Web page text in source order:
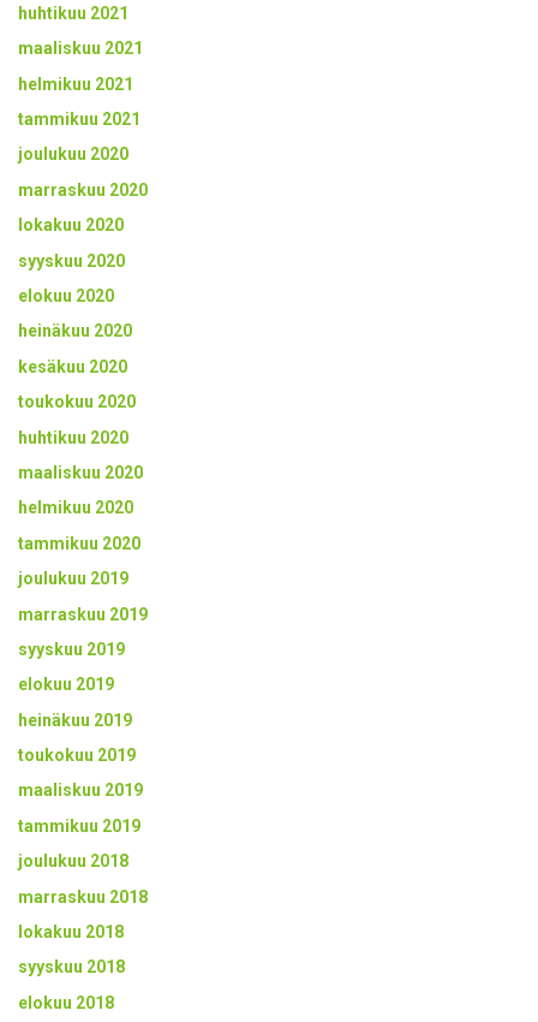
huhtikuu 2021
maaliskuu 2021
helmikuu 2021
tammikuu 2021
joulukuu 2020
marraskuu 2020
lokakuu 2020
syyskuu 2020
elokuu 2020
heinäkuu 2020
kesäkuu 2020
toukokuu 2020
huhtikuu 2020
maaliskuu 2020
helmikuu 2020
tammikuu 2020
joulukuu 2019
marraskuu 2019
syyskuu 2019
elokuu 2019
heinäkuu 2019
toukokuu 2019
maaliskuu 2019
tammikuu 2019
joulukuu 2018
marraskuu 2018
lokakuu 2018
syyskuu 2018
elokuu 2018